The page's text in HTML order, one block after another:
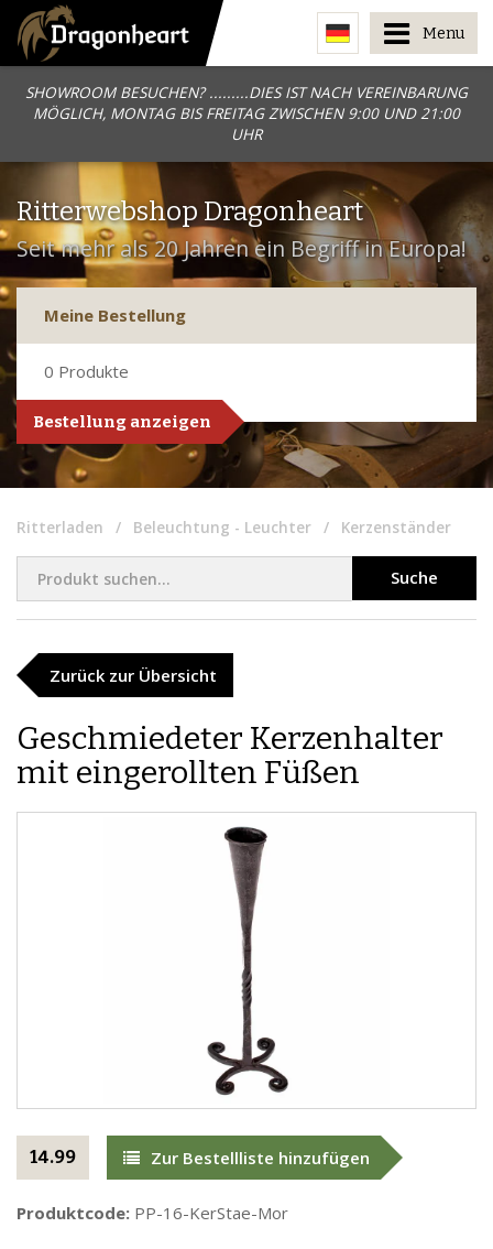
SHOWROOM BESUCHEN? .........DIES IST NACH VEREINBARUNG
MÖGLICH, MONTAG BIS FREITAG ZWISCHEN 9:00 UND 21:00
UHR
Menu
Ritterwebshop Dragonheart
Seit mehr als 20 Jahren ein Begriff in Europa!
Meine Bestellung
0 Produkte
Bestellung anzeigen
Ritterladen Beleuchtung - Leuchter Kerzenständer
Suche
Zurück zur Übersicht
Geschmiedeter Kerzenhalter
mit eingerollten Füßen
14.99 Zur Bestellliste hinzufügen
Produktcode: PP-16-KerStae-Mor